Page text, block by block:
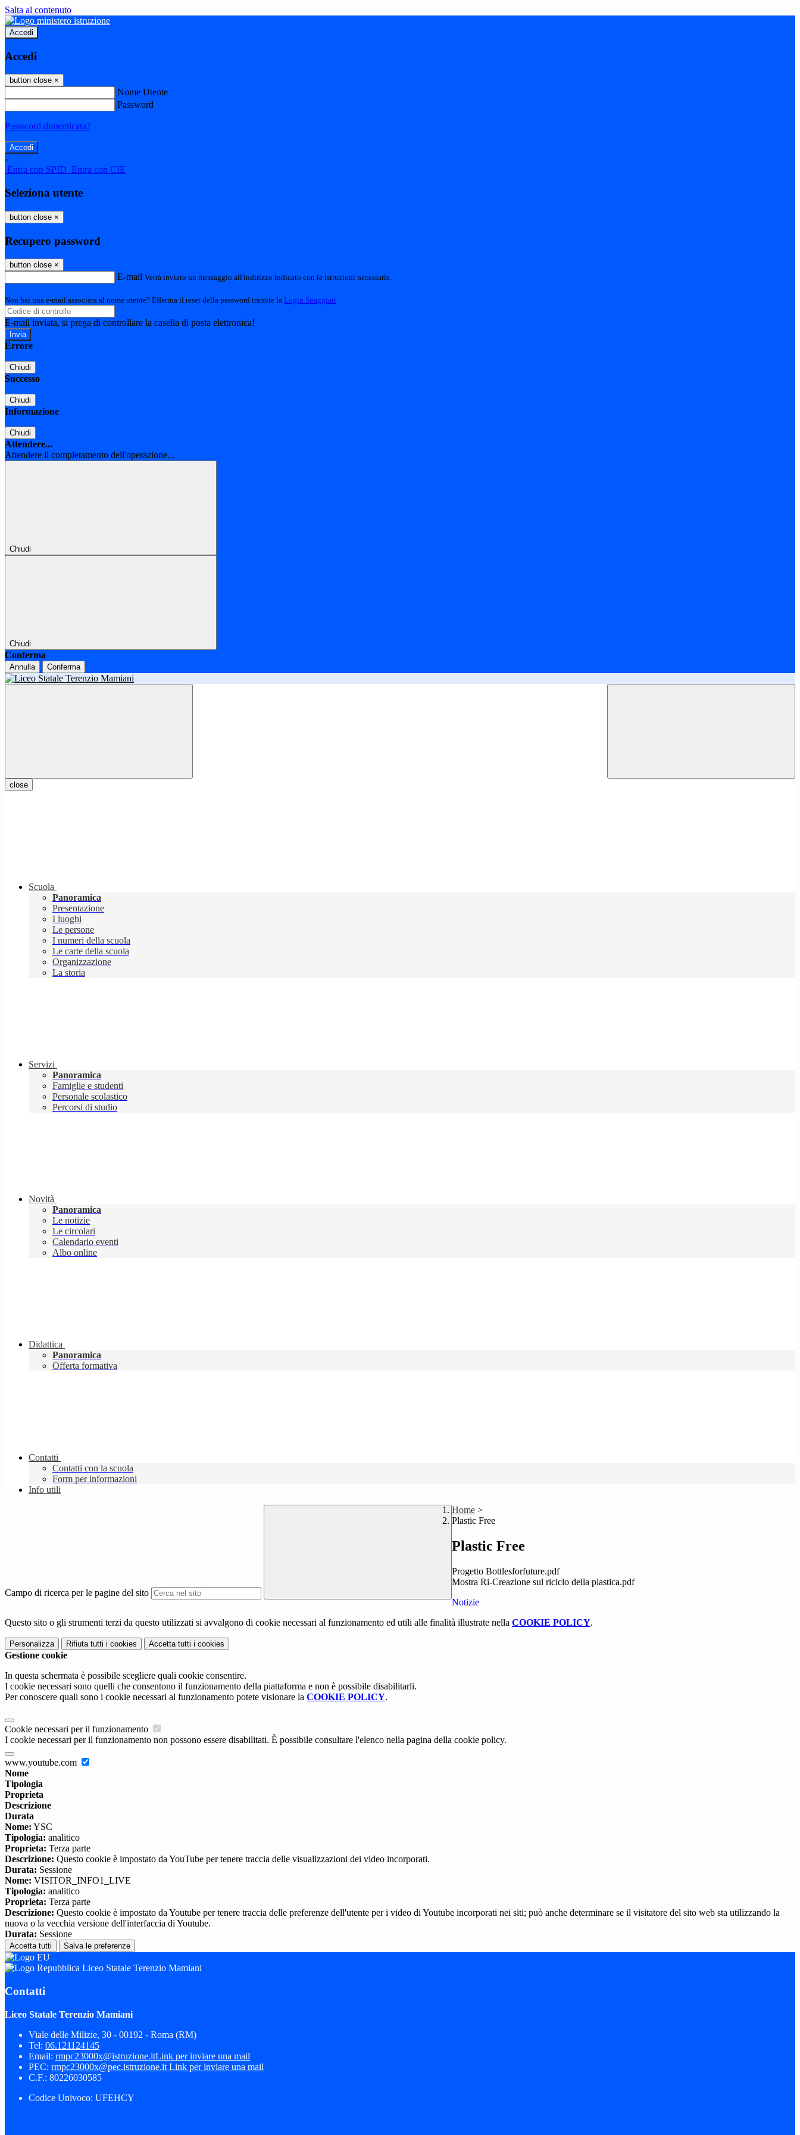
Salta al contenuto
Accedi
Accedi
button close ×
Nome Utente
Password
Password dimenticata?
-
Entra con SPID Entra con CIE
Seleziona utente
button close ×
Recupero password
button close ×
E-mail Verrà inviato un messaggio all'indirizzo indicato con le istruzioni necessarie.
Non hai una e-mail associata al nome utente? Effettua il reset della password tramite la Login Spaggiari
E-mail inviata, si prega di controllare la casella di posta elettronica!
Errore
Chiudi
Successo
Chiudi
Informazione
Chiudi
Attendere...
Attendere il completamento dell'operazione...
Chiudi
Chiudi
Conferma
Annulla Conferma
close
Scuola
Panoramica
Presentazione
I luoghi
Le persone
I numeri della scuola
Le carte della scuola
Organizzazione
La storia
Servizi
Panoramica
Famiglie e studenti
Personale scolastico
Percorsi di studio
Novità
Panoramica
Le notizie
Le circolari
Calendario eventi
Albo online
Didattica
Panoramica
Offerta formativa
Contatti
Contatti con la scuola
Form per informazioni
Info utili
Campo di ricerca per le pagine del sito
Home >
Plastic Free
Plastic Free
Progetto Bottlesforfuture.pdf
Mostra Ri-Creazione sul riciclo della plastica.pdf
Notizie
Questo sito o gli strumenti terzi da questo utilizzati si avvalgono di cookie necessari al funzionamento ed utili alle finalità illustrate nella COOKIE POLICY.
Personalizza Rifiuta tutti i cookies Accetta tutti i cookies
Gestione cookie
In questa schermata è possibile scegliere quali cookie consentire.
I cookie necessari sono quelli che consentono il funzionamento della piattaforma e non è possibile disabilitarli.
Per conoscere quali sono i cookie necessari al funzionamento potete visionare la COOKIE POLICY.
Cookie necessari per il funzionamento
I cookie necessari per il funzionamento non possono essere disabilitati. È possibile consultare l'elenco nella pagina della cookie policy.
www.youtube.com
Nome
Tipologia
Proprieta
Descrizione
Durata
Nome: YSC
Tipologia: analitico
Proprieta: Terza parte
Descrizione: Questo cookie è impostato da YouTube per tenere traccia delle visualizzazioni dei video incorporati.
Durata: Sessione
Nome: VISITOR_INFO1_LIVE
Tipologia: analitico
Proprieta: Terza parte
Descrizione: Questo cookie è impostato da Youtube per tenere traccia delle preferenze dell'utente per i video di Youtube incorporati nei siti; può anche determinare se il visitatore del sito web sta utilizzando la
nuova o la vecchia versione dell'interfaccia di Youtube.
Durata: Sessione
Accetta tutti Salva le preferenze
Liceo Statale Terenzio Mamiani
Contatti
Liceo Statale Terenzio Mamiani
Viale delle Milizie, 30 - 00192 - Roma (RM)
Tel: 06.121124145
Email: rmpc23000x@istruzione.itLink per inviare una mail
PEC: rmpc23000x@pec.istruzione.it Link per inviare una mail
C.F.: 80226030585
Codice Univoco: UFEHCY